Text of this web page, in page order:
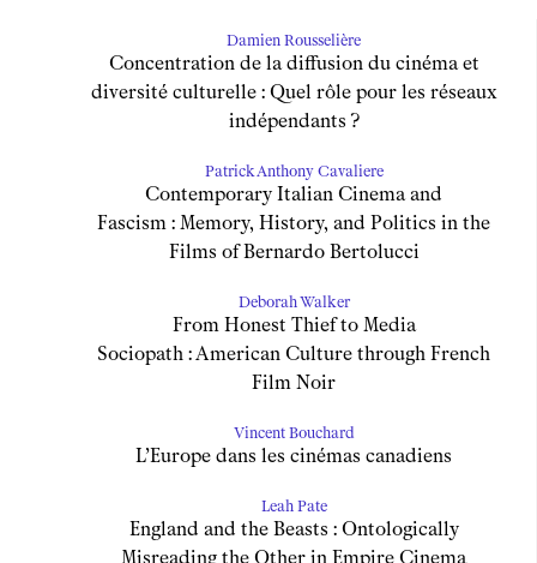
Damien Rousselière
Concentration de la diffusion du cinéma et
diversité culturelle : Quel rôle pour les réseaux
indépendants ?
Patrick Anthony Cavaliere
Contemporary Italian Cinema and
Fascism : Memory, History, and Politics in the
Films of Bernardo Bertolucci
Deborah Walker
From Honest Thief to Media
Sociopath : American Culture through French
Film Noir
Vincent Bouchard
L’Europe dans les cinémas canadiens
Leah Pate
England and the Beasts : Ontologically
Misreading the Other in Empire Cinema